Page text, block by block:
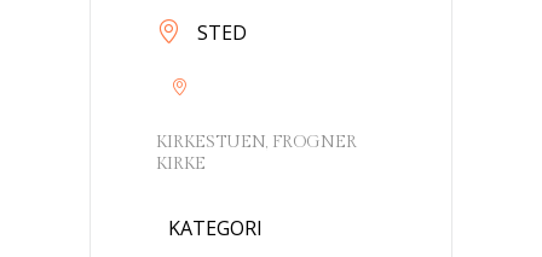
STED
KIRKESTUEN, FROGNER
KIRKE
KATEGORI